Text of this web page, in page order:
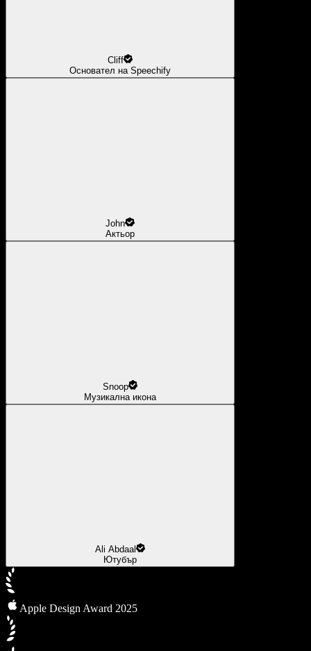
Cliff
Основател на Speechify
John
Актьор
Snoop
Музикална икона
Ali Abdaal
Ютубър
Apple Design Award 2025